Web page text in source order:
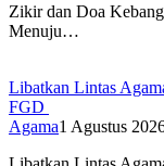
Zikir dan Doa
Menuju…
Libatkan Lintas
FGD
Agama1 Agustus